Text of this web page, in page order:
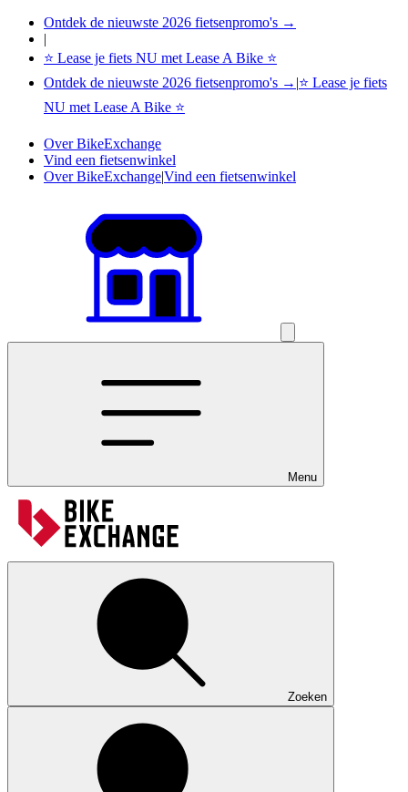
Ontdek de nieuwste 2026 fietsenpromo's →
|
⭐ Lease je fiets NU met Lease A Bike ⭐
Ontdek de nieuwste 2026 fietsenpromo's → |⭐ Lease je fiets
NU met Lease A Bike ⭐
Over BikeExchange
Vind een fietsenwinkel
Over BikeExchange|Vind een fietsenwinkel
Menu
Zoeken